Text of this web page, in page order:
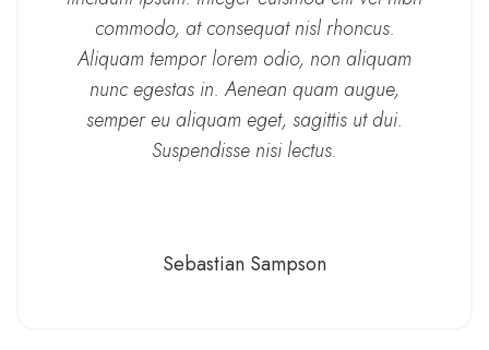
commodo, at consequat nisl rhoncus.
Aliquam tempor lorem odio, non aliquam
nunc egestas in. Aenean quam augue,
semper eu aliquam eget, sagittis ut dui.
Suspendisse nisi lectus.
Sebastian Sampson